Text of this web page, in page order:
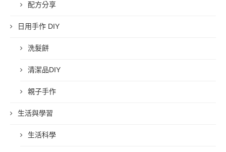
配方分享
日用手作 DIY
洗髮餅
清潔品DIY
親子手作
生活與學習
生活科學